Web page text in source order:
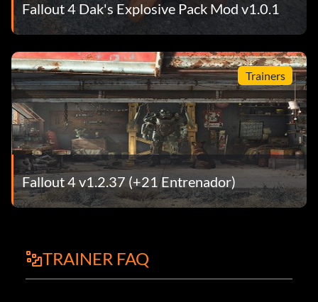
Fallout 4 Dak's Explosive Pack Mod v1.0.1
Trainers
Fallout 4 v1.2.37 (+21 Entrenador)
TRAINER FAQ